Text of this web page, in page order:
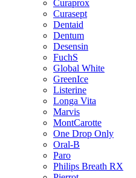
Curaprox
Curasept
Dentaid
Dentum
Desensin
FuchS
Global White
GreenIce
Listerine
Longa Vita
Marvis
MontCarotte
One Drop Only
Oral-B
Paro
Philips Breath RX